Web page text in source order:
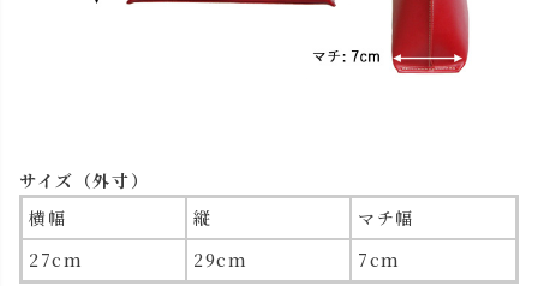
サイズ（外寸）
横幅
縦
マチ幅
27cm
29cm 7cm